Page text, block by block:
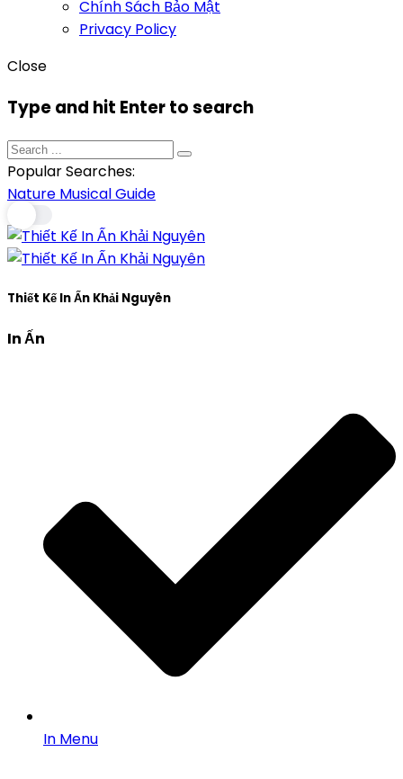
Chính Sách Bảo Mật
Privacy Policy
Close
Type and hit Enter to search
Popular Searches:
Nature MusicalGuide
Thiết Kế In Ấn Khải Nguyên
In Ấn
In Menu